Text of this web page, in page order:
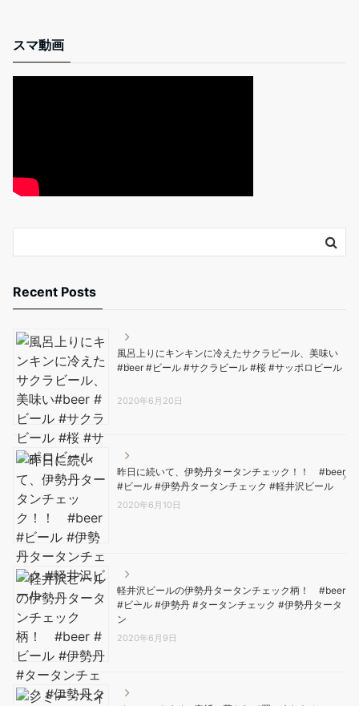
スマ動画
Recent Posts
風呂上りにキンキンに冷えたサクラビール、美味い️
#beer #ビール #サクラビール #桜 #サッポロビール
2020年6月20日
昨日に続いて、伊勢丹タータンチェック！！ #beer
#ビール #伊勢丹タータンチェック #軽井沢ビール
2020年6月10日
軽井沢ビールの伊勢丹タータンチェック柄！ #beer
#ビール #伊勢丹 #タータンチェック #伊勢丹タータ
ン
2020年6月9日